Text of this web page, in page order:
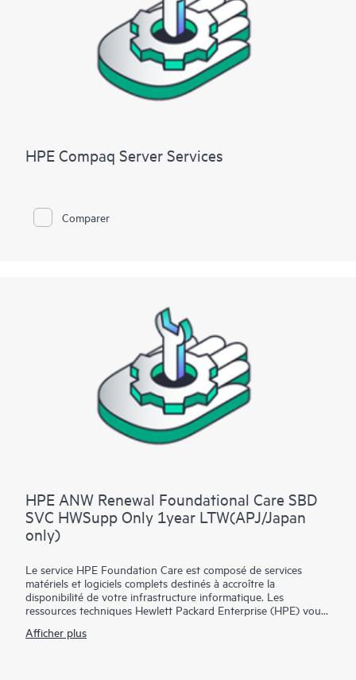
HPE Compaq Server Services
Comparer
HPE ANW Renewal Foundational Care SBD
SVC HWSupp Only 1year LTW(APJ/Japan
only)
Le service HPE Foundation Care est composé de services
matériels et logiciels complets destinés à accroître la
disponibilité de votre infrastructure informatique. Les
ressources techniques Hewlett Packard Enterprise (HPE) vous
informatique pour vous aider à résoudre les problèmes
Afficher plus